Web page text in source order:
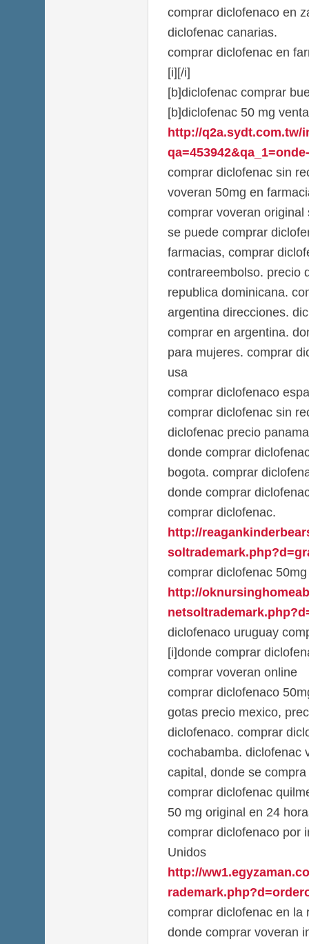
comprar diclofenaco en
diclofenac canarias.
comprar diclofenac en
[i][/i]
[b]diclofenac comprar
[b]diclofenac 50 mg
http://q2a.sydt.com.tw/
comprar diclofenac sin
voveran 50mg en
comprar voveran original
se puede comprar
farmacias, comprar
contrareembolso. precio
republica dominicana.
argentina direcciones.
comprar en argentina.
para mujeres. comprar
usa
comprar diclofenaco
comprar diclofenac sin
diclofenac precio panama
donde comprar
bogota. comprar
donde comprar
comprar diclofenac.
http://
comprar diclofenac
http://
diclofenaco uruguay
[i]donde comprar
comprar voveran online
comprar diclofenaco
gotas precio mexico,
diclofenaco. comprar
cochabamba. diclofenac
capital, donde se
comprar diclofenac
50 mg original en 24
comprar diclofenaco por
Unidos
http://
comprar diclofenac en la
donde comprar voveran